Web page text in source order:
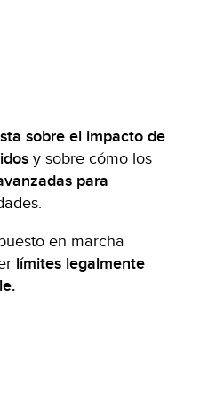
sobre el impacto de
y sobre cómo los
para
en marcha
límites legalmente